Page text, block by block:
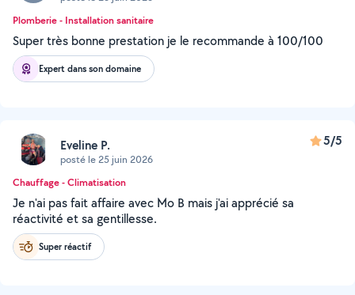
Plomberie - Installation sanitaire
Super très bonne prestation je le recommande à 100/100
Expert dans son domaine
Eveline P.
posté le 25 juin 2026
5/5
Chauffage - Climatisation
Je n'ai pas fait affaire avec Mo B mais j'ai apprécié sa
réactivité et sa gentillesse.
Super réactif